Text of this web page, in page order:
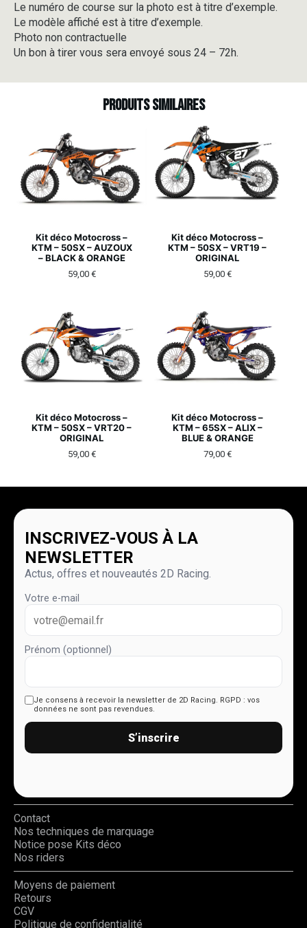
Le numéro de course sur la photo est à titre d’exemple.
Le modèle affiché est à titre d’exemple.
Photo non contractuelle
Un bon à tirer vous sera envoyé sous 24 – 72h.
Produits similaires
Kit déco Motocross –
KTM – 50SX – AUZOUX
– BLACK & ORANGE
59,00 €
Kit déco Motocross –
KTM – 50SX – VRT19 –
ORIGINAL
59,00 €
Kit déco Motocross –
KTM – 50SX – VRT20 –
ORIGINAL
59,00 €
Kit déco Motocross –
KTM – 65SX – ALIX –
BLUE & ORANGE
79,00 €
INSCRIVEZ-VOUS À LA
NEWSLETTER
Actus, offres et nouveautés 2D Racing.
Votre e-mail
Prénom (optionnel)
Je consens à recevoir la newsletter de 2D Racing. RGPD : vos
données ne sont pas revendues.
S’inscrire
Contact
Nos techniques de marquage
Notice pose Kits déco
Nos riders
Moyens de paiement
Retours
CGV
Politique de confidentialité